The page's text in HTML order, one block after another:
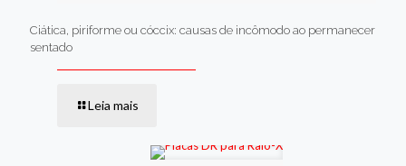
Ciática, piriforme ou cóccix: causas de incômodo ao permanecer
sentado
Leia mais